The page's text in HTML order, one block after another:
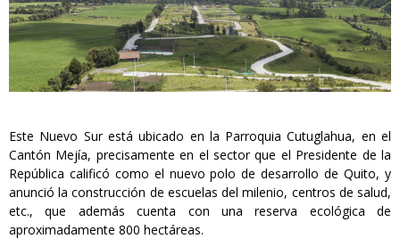
Este Nuevo Sur está ubicado en la Parroquia Cutuglahua, en el
Cantón Mejía, precisamente en el sector que el Presidente de la
República calificó como el nuevo polo de desarrollo de Quito, y
anunció la construcción de escuelas del milenio, centros de salud,
etc., que además cuenta con una reserva ecológica de
aproximadamente 800 hectáreas.